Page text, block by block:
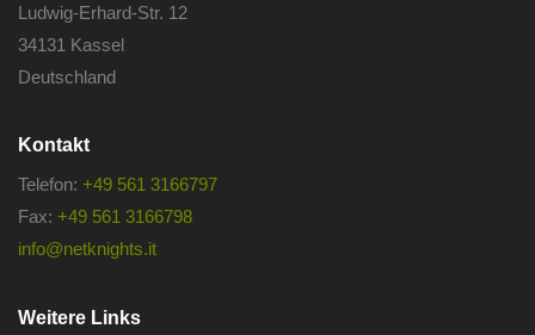
Ludwig-Erhard-Str. 12
34131 Kassel
Deutschland
Kontakt
Telefon: +49 561 3166797
Fax: +49 561 3166798
info@netknights.it
Weitere Links